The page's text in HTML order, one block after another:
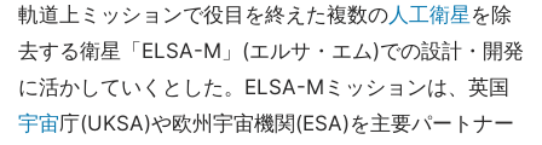
軌道上ミッションで役目を終えた複数の 人工衛星 を除
去する衛星「ELSA-M」(エルサ・エム)での設計・開発
に活かしていくとした。ELSA-Mミッションは、英国
宇宙庁(UKSA)や欧州宇宙機関(ESA)を主要パートナー